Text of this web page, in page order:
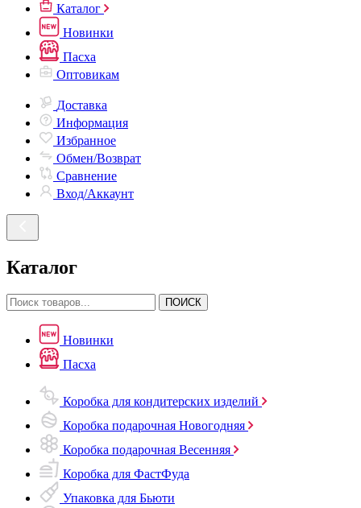
Каталог
Новинки
Пасха
Оптовикам
Доставка
Информация
Избранное
Обмен/Возврат
Сравнение
Вход/Аккаунт
Каталог
ПОИСК
Новинки
Пасха
Коробка для кондитерских изделий
Коробка подарочная Новогодняя
Коробка подарочная Весенняя
Коробка для ФастФуда
Упаковка для Бьюти